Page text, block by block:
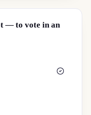
— to vote in an